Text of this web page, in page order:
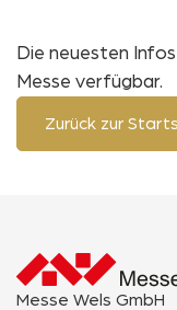
Die neuesten
Messe verfügbar.
Zurück zur
Messe Wels GmbH